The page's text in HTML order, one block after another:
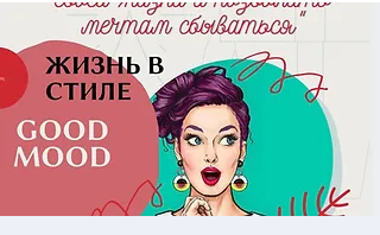
Авторские туры и
мотивационные мероприятия
клуба GOOD MOOD
Создавай свое настроение
вместе с нами